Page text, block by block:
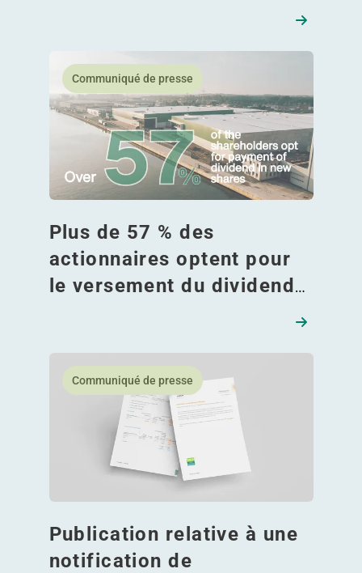
Communiqué de presse
Plus de 57 % des
actionnaires optent pour
le versement du dividende
En savoir plus Plus de 57 % des actionnaires
Communiqué de presse
Publication relative à une
notification de
En savoir plus Publication relative à une